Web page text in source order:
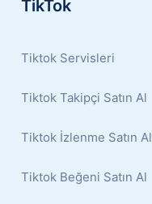
TikTok
Tiktok Servisleri
Tiktok Takipçi Satın Al
Tiktok İzlenme Satın Al
Tiktok Beğeni Satın Al